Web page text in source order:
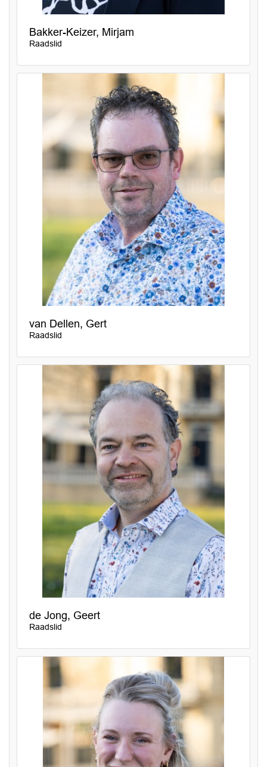
Bakker-Keizer, Mirjam
Raadslid
van Dellen, Gert
Raadslid
de Jong, Geert
Raadslid